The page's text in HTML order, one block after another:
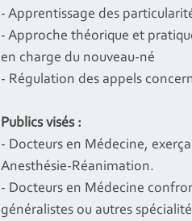
- Apprentissage des
- Approche théorique et
en charge du nouveau-né
- Régulation des appels
Publics visés :
- Docteurs en Médecine,
Anesthésie-Réanimation.
- Docteurs en Médecine
généralistes ou autres